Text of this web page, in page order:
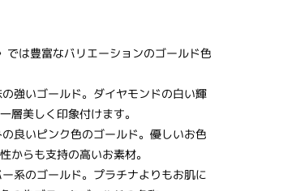
では豊富なバリエーションのゴールド色
強いゴールド。ダイヤモンドの白い輝
層美しく印象付けます。
良いピンク色のゴールド。優しいお色
からも支持の高いお素材。
系のゴールド。プラチナよりもお肌に